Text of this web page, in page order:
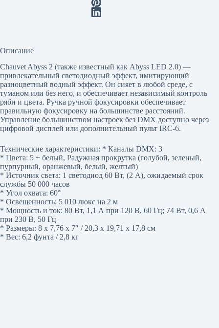
Описание
Chauvet Abyss 2 (также известный как Abyss LED 2.0) —
привлекательный светодиодный эффект, имитирующий
разноцветный водный эффект. Он сияет в любой среде, с
туманом или без него, и обеспечивает независимый контроль
ряби и цвета. Ручка ручной фокусировки обеспечивает
правильную фокусировку на большинстве расстояний.
Управление большинством настроек без DMX доступно через
цифровой дисплей или дополнительный пульт IRC-6.
Технические характеристики: * Каналы DMX: 3
* Цвета: 5 + белый, Радужная прокрутка (голубой, зеленый,
пурпурный, оранжевый, белый, желтый)
* Источник света: 1 светодиод 60 Вт, (2 А), ожидаемый срок
службы 50 000 часов
* Угол охвата: 60°
* Освещенность: 5 010 люкс на 2 м
* Мощность и ток: 80 Вт, 1,1 А при 120 В, 60 Гц; 74 Вт, 0,6 А
при 230 В, 50 Гц
* Размеры: 8 x 7,76 x 7″ / 20,3 x 19,71 x 17,8 см
* Вес: 6,2 фунта / 2,8 кг